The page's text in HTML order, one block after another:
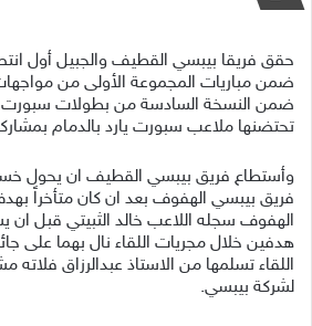
حقق فريقا بيبسي القطيف والجبيل أول
ضمن مباريات المجموعة الأولى من
ضمن النسخة السادسة من بطولات سبورت
تحتضنها ملاعب سبورت يارد بالدمام بمشاركة 8
وأستطاع فريق بيبسي القطيف ان يحول
فريق بيبسي الهفوف بعد ان كان متأخراً
الهفوف سجله اللاعب خالد الثبيتي قبل ان
هدفين خلال مجريات اللقاء نال بهما على
اللقاء تسلمها من الاستاذ عبدالرزاق
لشركة بيبسي.